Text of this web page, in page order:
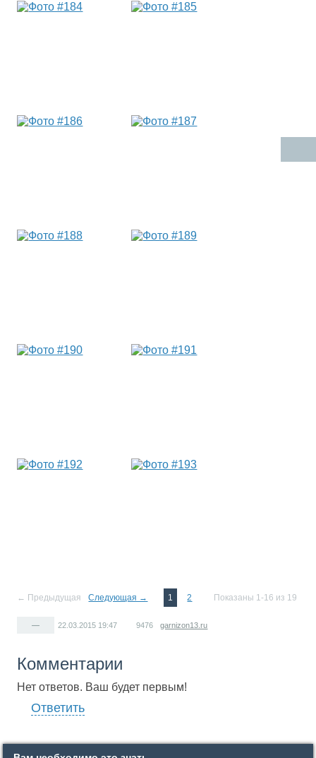
← Предыдущая Следующая → 1 2 Показаны 1-16 из 19
— 22.03.2015 19:47 9476 garnizon13.ru
Комментарии
Нет ответов. Ваш будет первым!
Ответить